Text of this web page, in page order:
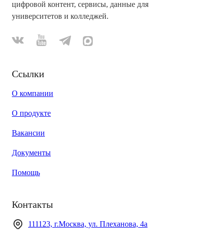
цифровой контент, сервисы, данные для
университетов и колледжей.
Ссылки
О компании
О продукте
Вакансии
Документы
Помощь
Контакты
111123, г.Москва, ул. Плеханова, 4а